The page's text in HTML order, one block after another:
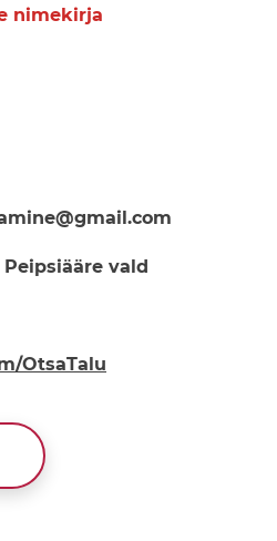
nimekirja
vald
OtsaTalu